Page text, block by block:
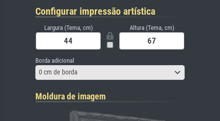
Configurar impressão artística
Largura (Tema, cm) Altura (Tema, cm)
Borda adicional
0 cm de borda
Moldura de imagem